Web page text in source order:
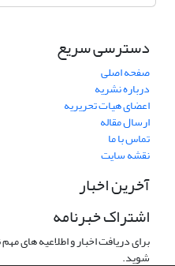
دسترسی سریع
صفحه اصلی
درباره نشریه
اعضای هیات تحریریه
ارسال مقاله
تماس با ما
نقشه سایت
آخرین اخبار
اشتراک خبرنامه
برای دریافت اخبار و اطلاعیه های
شوید.